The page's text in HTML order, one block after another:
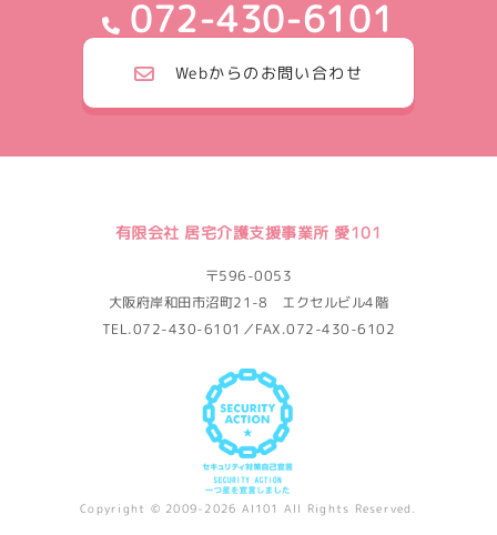
072-430-6101
Webからのお問い合わせ
有限会社 居宅介護支援事業所 愛101
〒596-0053
大阪府岸和田市沼町21-8 エクセルビル4階
TEL.072-430-6101／FAX.072-430-6102
Copyright © 2009-2026 AI101 All Rights Reserved.